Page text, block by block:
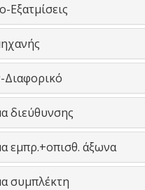
Εξατμίσεις
Διαφορικό
διεύθυνσης
εμπρ.+οπισθ. άξωνα
συμπλέκτη